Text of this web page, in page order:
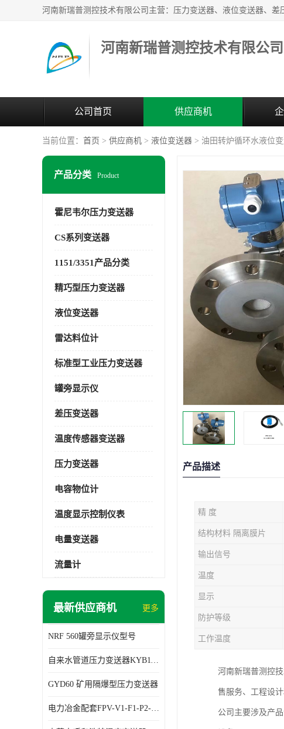
河南新瑞普测控技术有限公司
公司首页 供应商机
当前位置： 首页 > 供应商机 > 液位变送器 > 油田转炉循环水液位
产品分类 Product
霍尼韦尔压力变送器
CS系列变送器
1151/3351产品分类
精巧型压力变送器
液位变送器
雷达料位计
标准型工业压力变送器
罐旁显示仪
差压变送器
温度传感器变送器
压力变送器
电容物位计
温度显示控制仪表
电量变送器
流量计
最新供应商机 更多
NRF 560罐旁显示仪型号
自来水管道压力变送器KYB11G03M2型号 使用方便
GYD60 矿用隔爆型压力变送器
电力冶金配套FPV-V1-F1-P2-03电压变送器
产品描述
精 度
结构材料 隔离膜片
输出信号
温度
显示
防护等级
工作温度
河南新瑞普测控
售服务、工程设
公司主要涉及产